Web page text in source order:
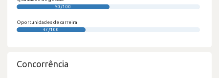
50/100
Oportunidades de carreira
37/100
Concorrência